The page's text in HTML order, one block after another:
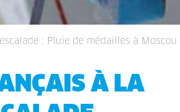
: Pluie de médailles à Moscou
À LA